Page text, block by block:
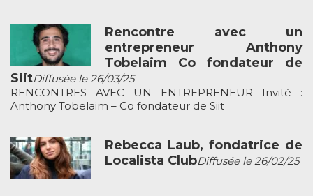
Rencontre avec un
entrepreneur Anthony
Tobelaim Co fondateur de
SiitDiffusée le 26/03/25
RENCONTRES AVEC UN ENTREPRENEUR Invité :
Anthony Tobelaim – Co fondateur de Siit
Rebecca Laub, fondatrice de
Localista ClubDiffusée le 26/02/25